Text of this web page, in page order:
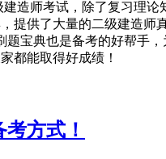
造师考试，除了复习理
提供了大量的二级建造
宝典也是备考的好帮手
都能取得好成绩！
方式！